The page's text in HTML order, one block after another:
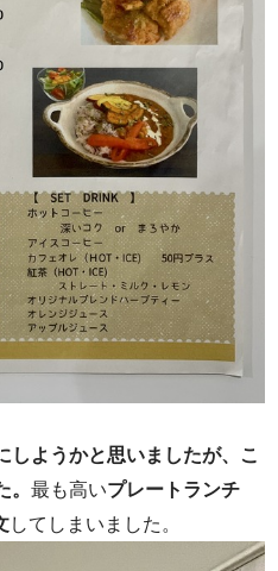
しようかと思いましたが、こ
最も高いプレートランチ
してしまいました。